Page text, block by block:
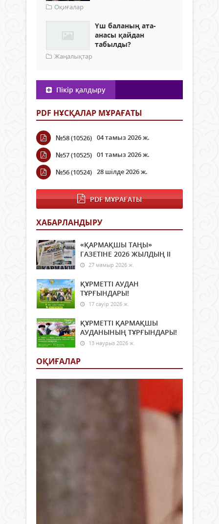
Оқиғалар
Үш баланың ата-
анасы қайдан
табылды?
Жаңалықтар
Пікір қалдыру
PDF НҰСҚАЛАР МҰРАҒАТЫ
№58 (10526) 04 тамыз 2026 ж.
№57 (10525) 01 тамыз 2026 ж.
№56 (10524) 28 шілде 2026 ж.
PDF МҰРАҒАТЫ
ХАБАРЛАНДЫРУ
«ҚАРМАҚШЫ ТАҢЫ»
ГАЗЕТІНЕ 2026 ЖЫЛДЫҢ ІI
27 мамыр 2026 ж.
ҚҰРМЕТТІ АУДАН
ТҰРҒЫНДАРЫ!
17 сәуір 2026 ж.
ҚҰРМЕТТІ ҚАРМАҚШЫ
АУДАНЫНЫҢ ТҰРҒЫНДАРЫ!
13 наурыз 2026 ж.
ОҚИҒАЛАР